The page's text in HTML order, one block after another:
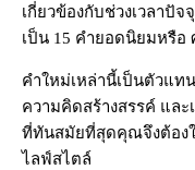
เกี่ยวข้องกับช่วงเวลาปั
เป็น 15 คำยอดนิยมหรื
คำใหม่เหล่านี้เป็นตัวแ
ความคิดสร้างสรรค์ และ
ที่ทันสมัยที่สุดคุณจึงต้องใ
ไลฟ์สไตล์